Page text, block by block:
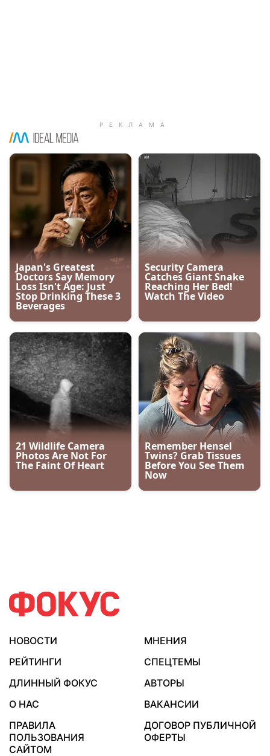
НОВОСТИ
МНЕНИЯ
РЕЙТИНГИ
СПЕЦТЕМЫ
ДЛИННЫЙ ФОКУС
АВТОРЫ
О НАС
ВАКАНСИИ
ПРАВИЛА
ПОЛЬЗОВАНИЯ
САЙТОМ
ДОГОВОР ПУБЛИЧНОЙ
ОФЕРТЫ